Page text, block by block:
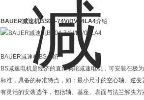
BAUER减速机BS04-74V/DV04LA4介绍
BAUER减速机BS介绍
BS减速电机是经济的直角涡轮减速电机，可安装在极
标准，具备的标准特点，如：最小尺寸的空心轴。逆
有灵活的安装选件，包括轴、基座、表面与法兰解决